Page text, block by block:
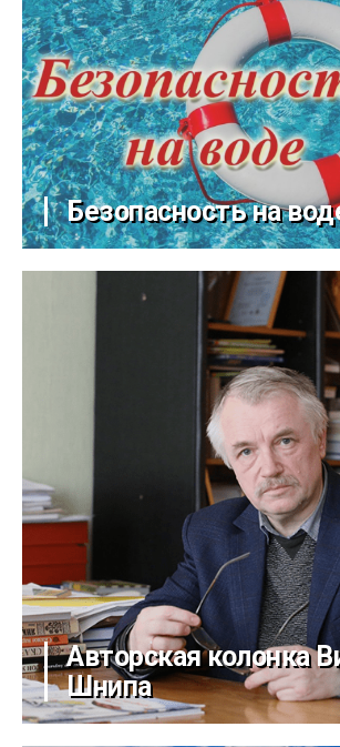
Безопасность на
Авторская колонка
Шнипа